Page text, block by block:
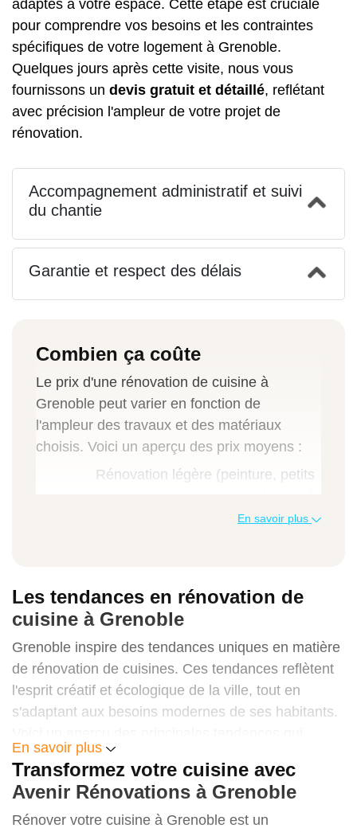
adaptés à votre espace. Cette étape est cruciale
pour comprendre vos besoins et les contraintes
spécifiques de votre logement à Grenoble.
Quelques jours après cette visite, nous vous
fournissons un devis gratuit et détaillé, reflétant
avec précision l'ampleur de votre projet de
rénovation.
Accompagnement administratif et suivi
du chantie
Garantie et respect des délais
Combien ça coûte
Le prix d'une rénovation de cuisine à
Grenoble peut varier en fonction de
l'ampleur des travaux et des matériaux
choisis. Voici un aperçu des prix moyens :
Rénovation légère (peinture, petits
Rénovation moyenne (nouveaux meubles,
7 000 € - 15 000 €
Rénovation complète (reconfiguration,
15 000 € - 30 000 €
En savoir plus
Les tendances en rénovation de
cuisine à Grenoble
Grenoble inspire des tendances uniques en matière
de rénovation de cuisines. Ces tendances reflètent
l'esprit créatif et écologique de la ville, tout en
s'adaptant aux besoins modernes de ses habitants.
façonnent les cuisines grenobloises en 2025.
Cuisines ouvertes et conviviales
La tendance dominante à Grenoble est aux espaces
En savoir plus
Transformez votre cuisine avec
Avenir Rénovations à Grenoble
Rénover votre cuisine à Grenoble est un